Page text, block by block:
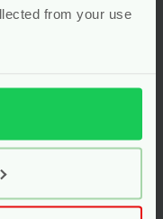
from your use